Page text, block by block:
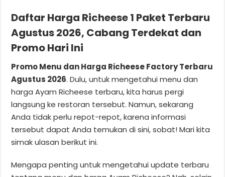
Daftar Harga Richeese 1 Paket Terbaru
Agustus 2026, Cabang Terdekat dan
Promo Hari Ini
Promo Menu dan Harga Richeese Factory Terbaru
Agustus 2026. Dulu, untuk mengetahui menu dan
harga Ayam Richeese terbaru, kita harus pergi
langsung ke restoran tersebut. Namun, sekarang
Anda tidak perlu repot-repot, karena informasi
tersebut dapat Anda temukan di sini, sobat! Mari kita
simak ulasan berikut ini.
Mengapa penting untuk mengetahui update terbaru